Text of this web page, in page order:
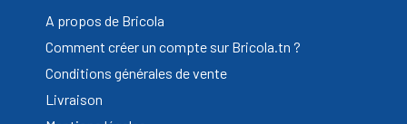
A propos de Bricola
Comment créer un compte sur Bricola.tn ?
Conditions générales de vente
Livraison